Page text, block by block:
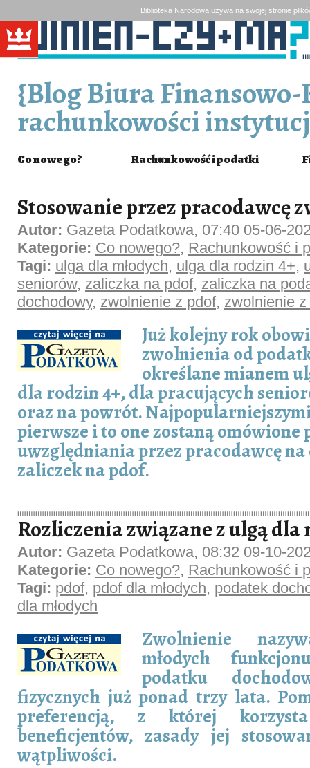
Biblioteka Narodowa używa na swojej stronie
{Blog Biura
rachunkowości
Co nowego? Rachunkowość i podatki
Stosowanie przez pracodawcę
Autor: Gazeta Podatkowa, 07:40 05-06-
Kategorie: Co nowego?, Rachunkowość i
Tagi: ulga dla młodych, ulga dla rodzin 4+,
seniorów, zaliczka na pdof, zaliczka na
dochodowy, zwolnienie z pdof, zwolnienie
Już kolejny rok
zwolnienia od
określane mianem
dla rodzin 4+, dla pracujących
oraz na powrót.
pierwsze i to one zostaną omówione
uwzględniania przez pracodawcę
zaliczek na pdof.
Rozliczenia związane z ulgą dla
Autor: Gazeta Podatkowa, 08:32 09-10-
Kategorie: Co nowego?, Rachunkowość i
Tagi: pdof, pdof dla młodych, podatek
dla młodych
Zwolnienie
młodych
podatku
fizycznych już ponad trzy lata.
preferencją, z której
beneficjentów, zasady jej
wątpliwości.